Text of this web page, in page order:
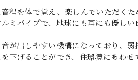
程を体で覚え、楽しんでいただく
ミパイプで、地球にも耳にも優しい
が出しやすい機構になっており、
下げることができ、住環境にあわせ